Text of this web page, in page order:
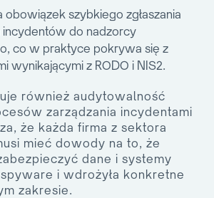
obowiązek szybkiego zgłaszania
do nadzorcy
co w praktyce pokrywa się z
wynikającymi z RODO i NIS2.
również audytowalność
zarządzania incydentami
że każda firma z sektora
mieć dowody na to, że
dane i systemy
i wdrożyła konkretne
zakresie.